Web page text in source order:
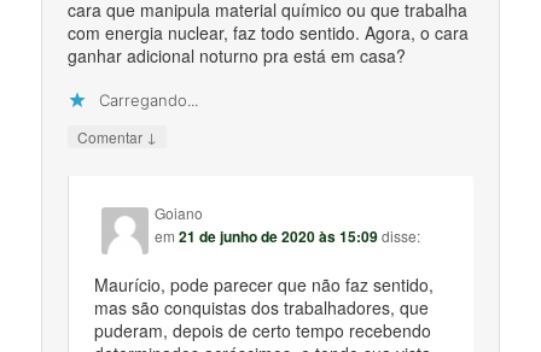
cara que manipula material químico ou que trabalha
com energia nuclear, faz todo sentido. Agora, o cara
ganhar adicional noturno pra está em casa?
Carregando...
Comentar ↓
Goiano
em21 de junho de 2020 às 15:09disse:
Maurício, pode parecer que não faz sentido,
mas são conquistas dos trabalhadores, que
puderam, depois de certo tempo recebendo